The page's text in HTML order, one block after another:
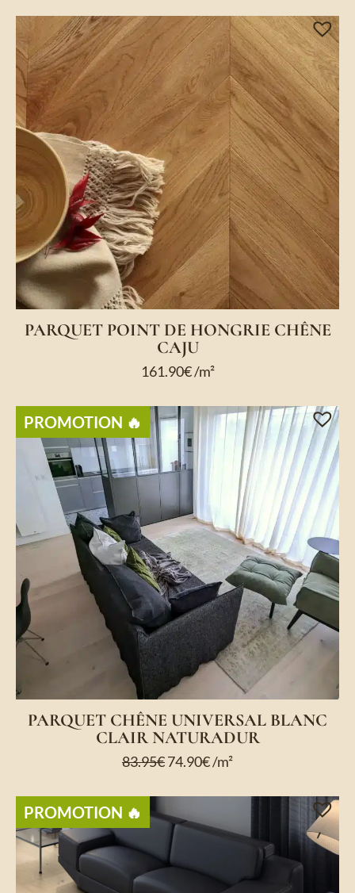
PARQUET POINT DE HONGRIE CHÊNE
CAJU
161.90€/m²
PROMOTION 🔥
PARQUET CHÊNE UNIVERSAL BLANC
CLAIR NATURADUR
83.95€74.90€/m²
PROMOTION 🔥